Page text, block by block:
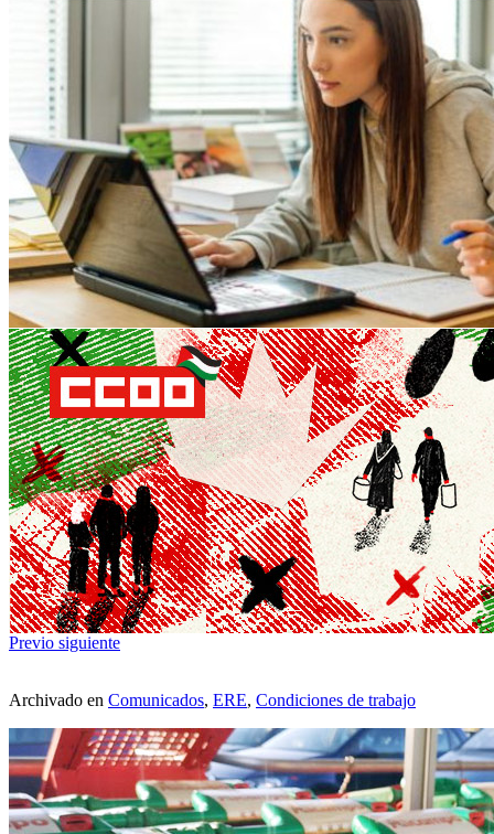
Previo siguiente
Archivado en Comunicados, ERE, Condiciones de trabajo